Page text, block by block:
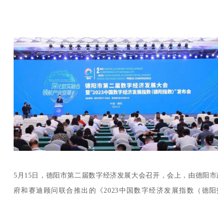
5月15日，德阳市第二届数字经济发展大会召开，会上，由德阳市
府和赛迪顾问联合推出的《2023中国数字经济发展指数（德阳